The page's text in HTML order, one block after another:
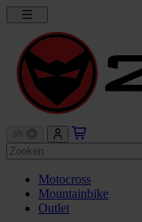
Motocross
Mountainbike
Outlet